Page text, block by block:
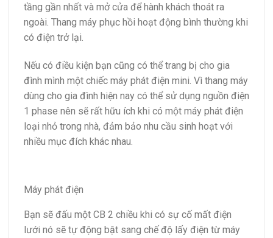
tầng gần nhất và mở cửa để hành khách thoát ra
ngoài. Thang máy phục hồi hoạt động bình thường khi
có điện trở lại.
Nếu có điều kiện bạn cũng có thể trang bị cho gia
đình mình một chiếc máy phát điện mini. Vì thang máy
dùng cho gia đình hiện nay có thể sử dụng nguồn điện
1 phase nên sẽ rất hữu ích khi có một máy phát điện
loại nhỏ trong nhà, đảm bảo nhu cầu sinh hoạt với
nhiều mục đích khác nhau.
Máy phát điện
Bạn sẽ đấu một CB 2 chiều khi có sự cố mất điện
lưới nó sẽ tự động bật sang chế độ lấy điện từ máy